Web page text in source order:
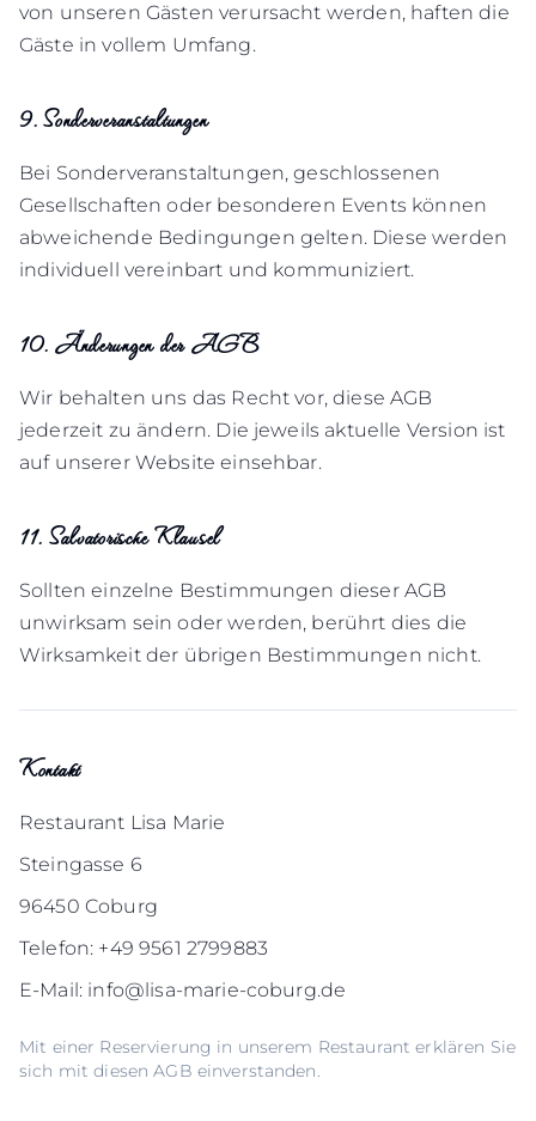
von unseren Gästen verursacht werden, haften die
Gäste in vollem Umfang.
9. Sonderveranstaltungen
Bei Sonderveranstaltungen, geschlossenen
Gesellschaften oder besonderen Events können
abweichende Bedingungen gelten. Diese werden
individuell vereinbart und kommuniziert.
10. Änderungen der AGB
Wir behalten uns das Recht vor, diese AGB
jederzeit zu ändern. Die jeweils aktuelle Version ist
auf unserer Website einsehbar.
11. Salvatorische Klausel
Sollten einzelne Bestimmungen dieser AGB
unwirksam sein oder werden, berührt dies die
Wirksamkeit der übrigen Bestimmungen nicht.
Kontakt
Restaurant Lisa Marie
Steingasse 6
96450 Coburg
Telefon: +49 9561 2799883
E-Mail: info@lisa-marie-coburg.de
Mit einer Reservierung in unserem Restaurant erklären Sie
sich mit diesen AGB einverstanden.